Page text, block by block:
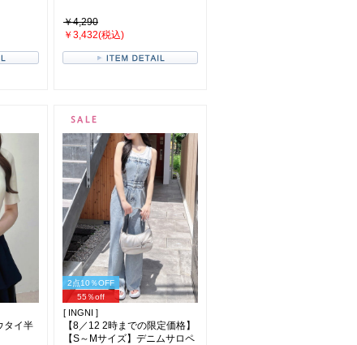
￥4,290
￥3,432(税込)
タイ半
2点10％OFF
55％off
[ INGNI ]
【8／12 2時までの限定価格】
【S～Mサイズ】デニムサロペ